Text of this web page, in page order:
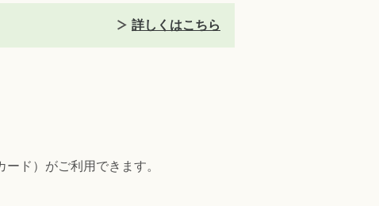
詳しくはこちら
ド）がご利用できます。